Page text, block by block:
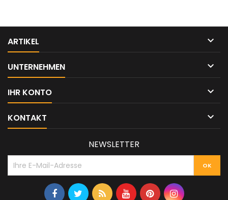
ARTIKEL 
UNTERNEHMEN 
IHR KONTO 
KONTAKT 
NEWSLETTER